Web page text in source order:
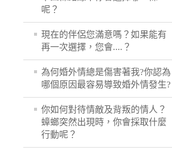
呢？
現在的伴侶您滿意嗎？如果能有
再一次選擇，您會....？
為何婚外情總是傷害著我?你認為
哪個原因最容易導致婚外情發生?
你如何對待情敵及背叛的情人？
蟑螂突然出現時，你會採取什麼
行動呢？